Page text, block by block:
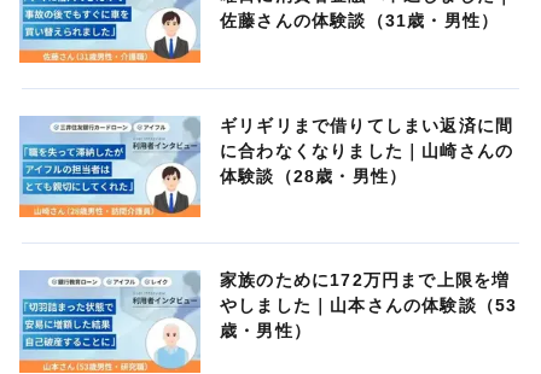
佐藤さんの体験談（31歳・男性）
ギリギリまで借りてしまい返済に間
に合わなくなりました｜山崎さんの
体験談（28歳・男性）
家族のために172万円まで上限を増
やしました｜山本さんの体験談（53
歳・男性）